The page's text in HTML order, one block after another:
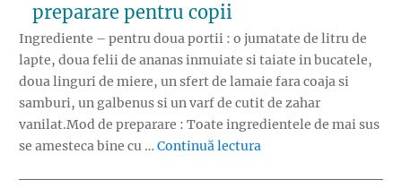
preparare pentru copii
Ingrediente – pentru doua portii : o jumatate de litru de
lapte, doua felii de ananas inmuiate si taiate in bucatele,
doua linguri de miere, un sfert de lamaie fara coaja si
samburi, un galbenus si un varf de cutit de zahar
vanilat.Mod de preparare : Toate ingredientele de mai sus
se amesteca bine cu … Continuă lectura